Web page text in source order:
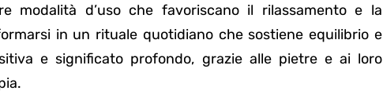
modalità d’uso che favoriscano il rilassamento e la
in un rituale quotidiano che sostiene equilibrio e
e significato profondo, grazie alle pietre e ai loro